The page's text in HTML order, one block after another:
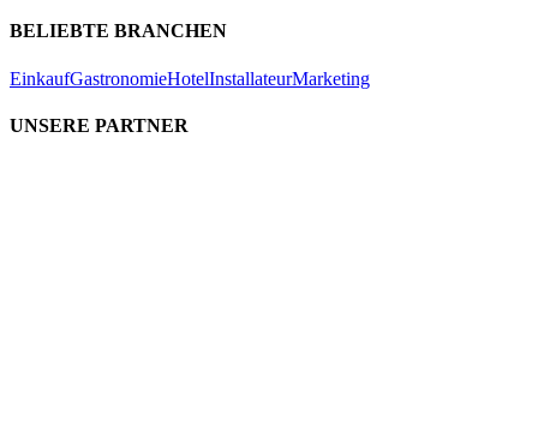
BELIEBTE BRANCHEN
EinkaufGastronomieHotelInstallateurMarketing
UNSERE PARTNER